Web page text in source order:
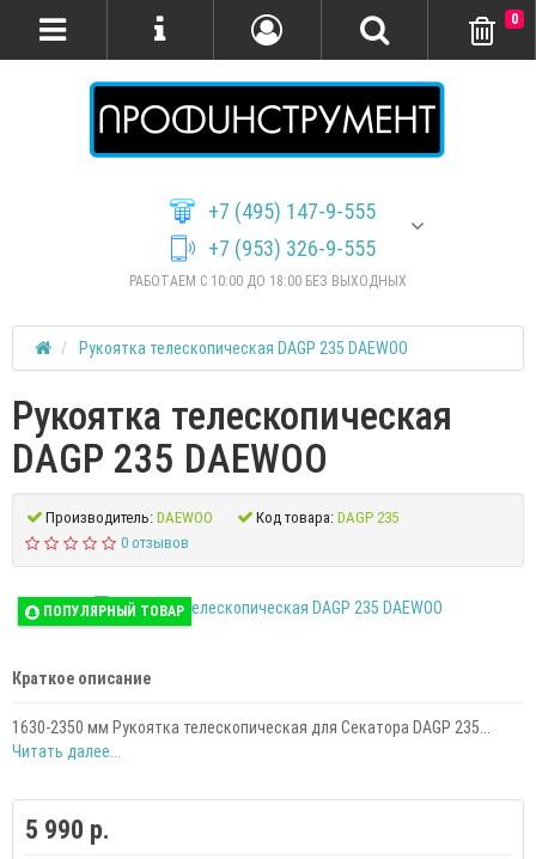
+7 (495) 147-9-555
+7 (953) 326-9-555
РАБОТАЕМ С 10:00 ДО 18:00 БЕЗ ВЫХОДНЫХ
0
Рукоятка телескопическая DAGP 235 DAEWOO
Рукоятка телескопическая
DAGP 235 DAEWOO
Производитель: DAEWOO Код товара: DAGP 235
0 отзывов
ПОПУЛЯРНЫЙ ТОВАР
Краткое описание
1630-2350 мм Рукоятка телескопическая для Секатора DAGP 235...
Читать далее...
5 990 р.